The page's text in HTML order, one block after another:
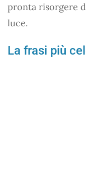
pronta risorgere
luce.
La frasi più